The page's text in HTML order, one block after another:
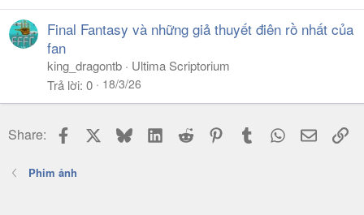
Final Fantasy và những giả thuyết điên rồ nhất của
fan
king_dragontb
Ultima Scriptorium
Trả lời 0 18/3/26
Share: Facebook BlueskyLinkedIn
Reddit PinterestTumblr WhatsApp
Email
Phim ảnh